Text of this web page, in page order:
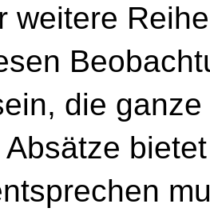
weitere
die